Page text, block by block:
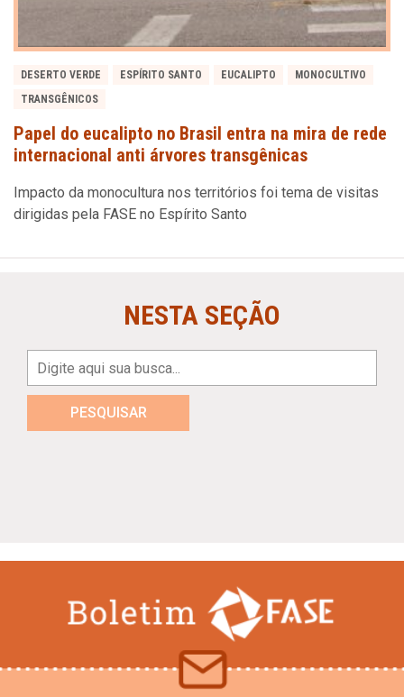
DESERTO VERDE ESPÍRITO SANTO EUCALIPTO
MONOCULTIVO
TRANSGÊNICOS
Papel do eucalipto no Brasil entra na mira de rede
internacional anti árvores transgênicas
Impacto da monocultura nos territórios foi tema de visitas
dirigidas pela FASE no Espírito Santo
NESTA SEÇÃO
PESQUISAR